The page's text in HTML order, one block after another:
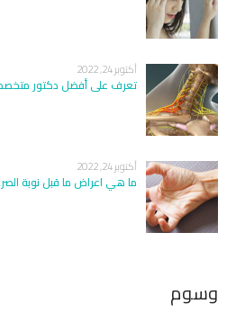
أكتوبر 24, 2022
تعرف على أفضل دكتور
أكتوبر 24, 2022
ما هي اعراض ما قبل نوبة
وسوم